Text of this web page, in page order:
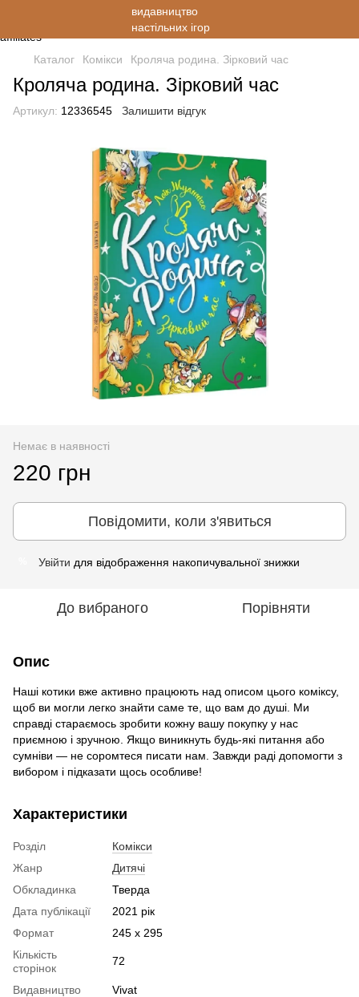
Каталог Комікси Кроляча родина. Зірковий час
Кроляча родина. Зірковий час
Артикул: 12336545 Залишити відгук
Немає в наявності
220 грн
Повідомити, коли з'явиться
Увійти для відображення накопичувальної знижки
До вибраного Порівняти
Опис
Наші котики вже активно працюють над описом цього коміксу,
щоб ви могли легко знайти саме те, що вам до душі. Ми
справді стараємось зробити кожну вашу покупку у нас
приємною і зручною. Якщо виникнуть будь-які питання або
сумніви — не соромтеся писати нам. Завжди раді допомогти з
вибором і підказати щось особливе!
Характеристики
Розділ
Комікси
Жанр
Дитячі
Обкладинка
Тверда
Дата публікації
2021 рік
Формат
245 x 295
Кількість
сторінок
72
Видавництво Vivat